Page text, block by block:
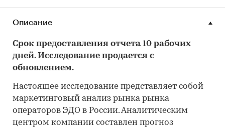
Описание
Срок предоставления отчета 10 рабочих
дней. Исследование продается с
обновлением.
Настоящее исследование представляет собой
маркетинговый анализ рынка рынка
операторов ЭДО в России. Аналитическим
центром компании составлен прогноз